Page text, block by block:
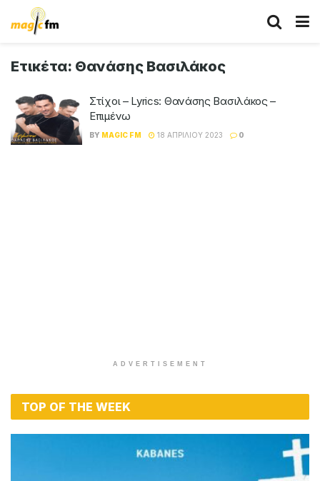
Ετικέτα: Θανάσης Βασιλάκος
Στίχοι – Lyrics: Θανάσης Βασιλάκος –
Επιμένω
BY MAGIC FM 18 ΑΠΡΙΛΊΟΥ 2023 0
ADVERTISEMENT
TOP OF THE WEEK